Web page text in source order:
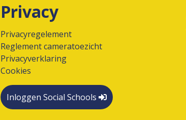
Privacy
Privacyregelement
Reglement cameratoezicht
Privacyverklaring
Cookies
Inloggen Social Schools